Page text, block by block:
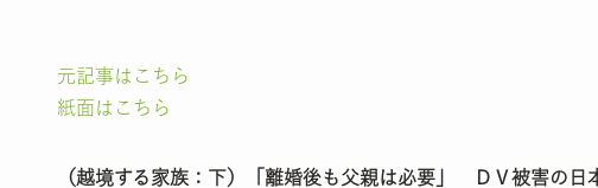
元記事はこちら
紙面はこちら
（越境する家族：下）「離婚後も父親は必要」 ＤＶ被害の日